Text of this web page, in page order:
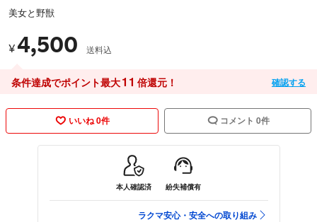
美女と野獣
¥4,500 送料込
条件達成でポイント最大11 倍還元！ 確認する
いいね 0件 コメント 0件
本人確認済 紛失補償有
ラクマ安心・安全への取り組み